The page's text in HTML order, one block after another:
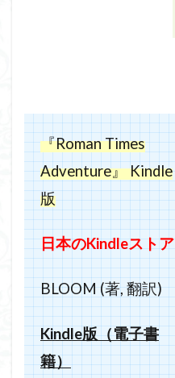
『Roman Times
Adventure』 Kindle
版
日本のKindleストア
BLOOM (著, 翻訳)
Kindle版（電子書
籍）